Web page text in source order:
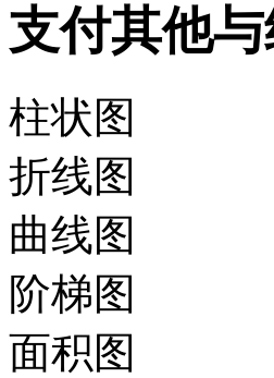
支付其他
柱状图
折线图
曲线图
阶梯图
面积图